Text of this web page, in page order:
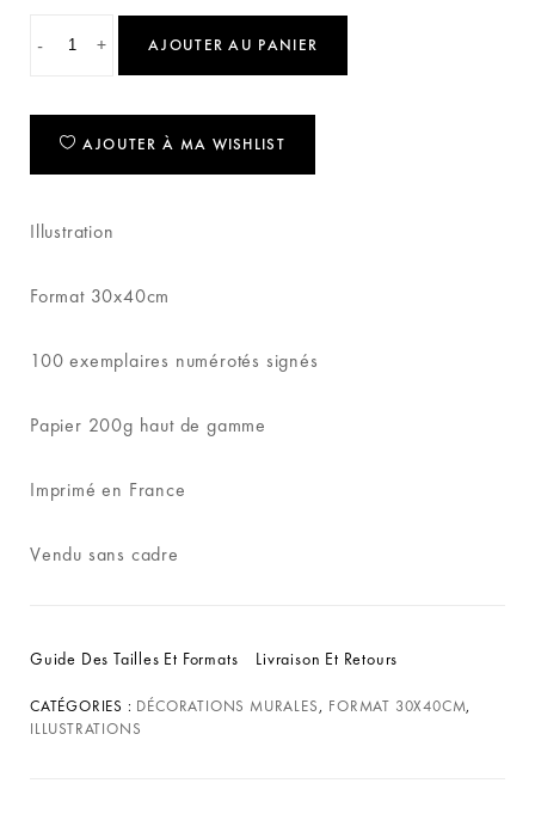
- + AJOUTER AU PANIER
AJOUTER À MA WISHLIST
Illustration
Format 30x40cm
100 exemplaires numérotés signés
Papier 200g haut de gamme
Imprimé en France
Vendu sans cadre
Guide Des Tailles Et Formats Livraison Et Retours
CATÉGORIES : DÉCORATIONS MURALES, FORMAT 30X40CM,
ILLUSTRATIONS